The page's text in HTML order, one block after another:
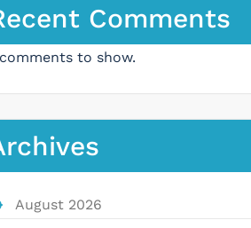
Comments
to show.
August 2026